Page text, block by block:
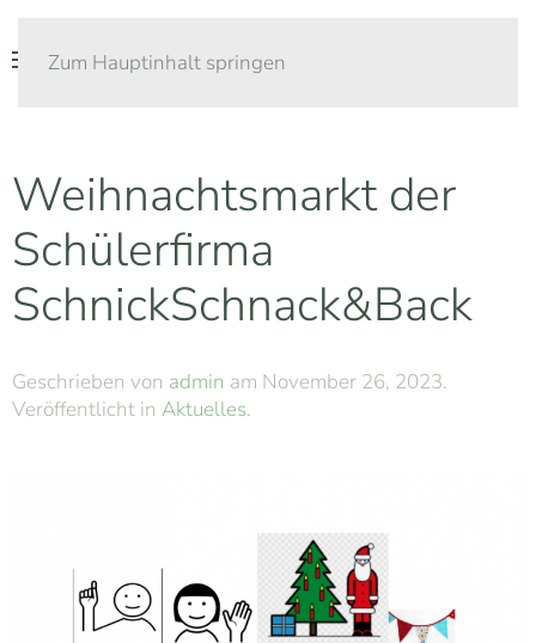
Zum Hauptinhalt springen
Weihnachtsmarkt der
Schülerfirma
SchnickSchnack&Back
Geschrieben von admin am November 26, 2023.
Veröffentlicht in Aktuelles.